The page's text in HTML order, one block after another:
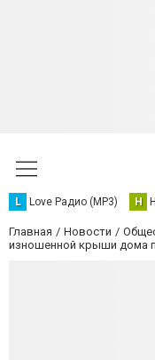
L Love Радио (MP3) Н
Главная Новости
изношенной крыши дома